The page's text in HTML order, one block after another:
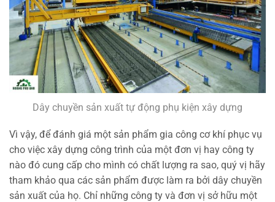
Dây chuyền sản xuất tự động phụ kiện xây dựng
Vì vậy, để đánh giá một sản phẩm gia công cơ khí phục vụ
cho việc xây dựng công trình của một đơn vị hay công ty
nào đó cung cấp cho mình có chất lượng ra sao, quý vị hãy
tham khảo qua các sản phẩm được làm ra bởi dây chuyền
sản xuất của họ. Chỉ những công ty và đơn vị sở hữu một